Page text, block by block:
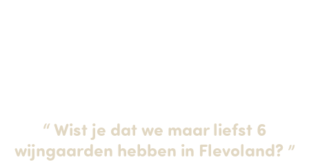
“ Wist je dat we maar liefst 6
wijngaarden hebben in Flevoland? ”